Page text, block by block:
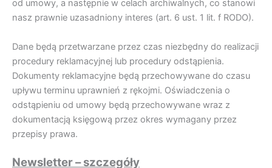
od umowy, a następnie w celach archiwalnych, co stanowi
nasz prawnie uzasadniony interes (art. 6 ust. 1 lit. f RODO).
Dane będą przetwarzane przez czas niezbędny do realizacji
procedury reklamacyjnej lub procedury odstąpienia.
Dokumenty reklamacyjne będą przechowywane do czasu
upływu terminu uprawnień z rękojmi. Oświadczenia o
odstąpieniu od umowy będą przechowywane wraz z
dokumentacją księgową przez okres wymagany przez
przepisy prawa.
Newsletter – szczegóły